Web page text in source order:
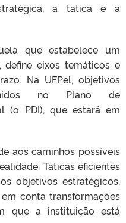
a tática e a
que estabelece um
define eixos temáticos e
Na UFPel, objetivos
no Plano de
(o PDI), que estará em
aos caminhos possíveis
Táticas eficientes
objetivos estratégicos,
conta transformações
que a instituição está